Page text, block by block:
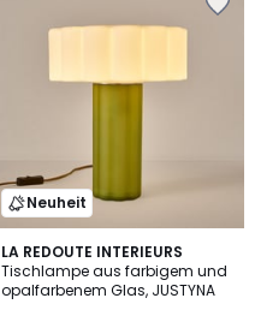
Neuheit
LA REDOUTE INTERIEURS
Tischlampe aus farbigem und
opalfarbenem Glas, JUSTYNA